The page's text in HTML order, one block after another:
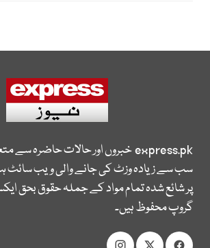
express.pkخبروں اور حالات حاضرہ سے
سب سے زیادہ وزٹ کی جانے والی ویب
پر شائع شدہ تمام مواد کے جملہ حقوق بحق
گروپ محفوظ ہیں۔